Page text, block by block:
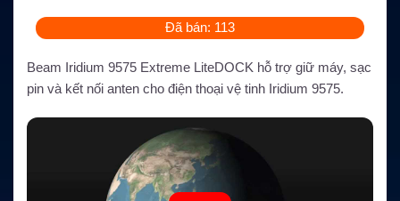
Đã bán: 113
Beam Iridium 9575 Extreme LiteDOCK hỗ trợ giữ máy, sạc
pin và kết nối anten cho điện thoại vệ tinh Iridium 9575.